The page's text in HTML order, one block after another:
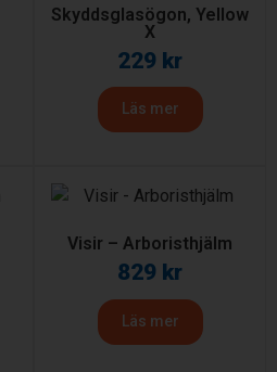
Skyddsglasögon, Yellow
X
229 kr
Läs mer
Visir – Arboristhjälm
829 kr
Läs mer